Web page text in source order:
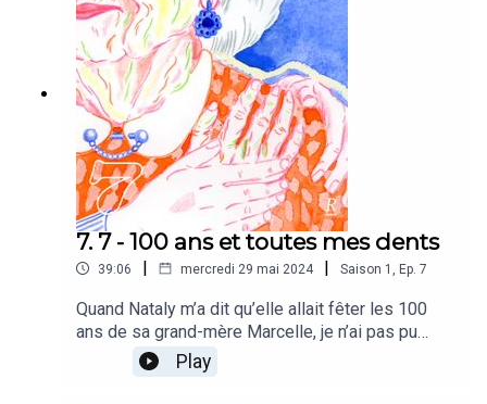
*Prénoms d'emprunt
Un podcast de Reportage et PhŒnik
Écrit, monté et réalisé par Charlotte Dumartheray
Propulsé par Radio Bascule
Création sonore: Basile Rosselet
Accompagnement éditorial et production: Laure Gabus
Virgile Rosselet
7. 7 - 100 ans et toutes mes dents
39:06 | mercredi 29 mai 2024 | Saison 1 , Ep. 7
Quand Nataly m’a dit qu’elle allait fêter les 100
ans de sa grand-mère Marcelle, je n’ai pas pu
m’empêcher d’écarquiller les yeux… 100 ans! J’ai
tout de suite voulu rencontrer cette centenaire,
Play